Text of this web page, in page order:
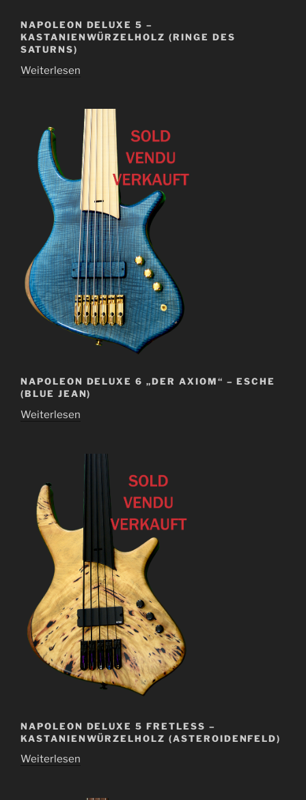
NAPOLEON DELUXE 5 –
KASTANIENWÜRZELHOLZ (RINGE DES
SATURNS)
Weiterlesen
NAPOLEON DELUXE 6 „DER AXIOM“ – ESCHE
(BLUE JEAN)
Weiterlesen
NAPOLEON DELUXE 5 FRETLESS –
KASTANIENWÜRZELHOLZ (ASTEROIDENFELD)
Weiterlesen